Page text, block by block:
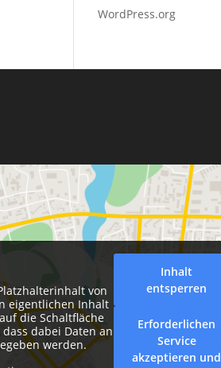
WordPress.org
von
eigentlichen Inhalt
die Schaltfläche
dabei Daten an
werden.
Inhalt
entsperren
Erforderlichen
Service
akzeptieren und